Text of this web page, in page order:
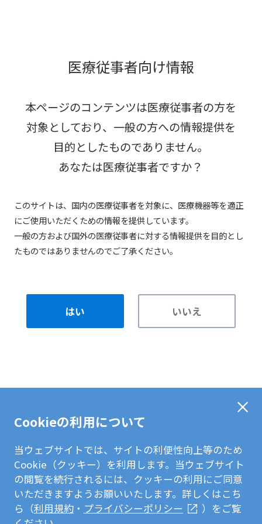
医療従事者向け情報
本ページのコンテンツは医療従事者の方を
対象としており、 一般の方への情報提供を
目的としたものでありません。
あなたは医療従事者ですか？
このサイトは、国内の医療従事者を対象に、医療機器等を適正
にご使用いただくための情報を提供しています。
一般の方および国外の医療従事者に対する情報提供を目的とし
たものではありませんのでご了承ください。
はい いいえ
Cookieの利用について
当ウェブサイトでは、サイトの利便性向上等のため
Cookie（クッキー）を利用します。当ウェブサイト
の閲覧を続行されるには、クッキーの利用にご同意
いただきますようお願いいたします。詳しくはこち
ら（利用規約・ プライバシーポリシー
）をご覧